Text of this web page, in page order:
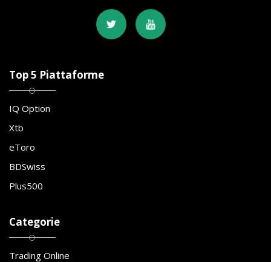
Top 5 Piattaforme
IQ Option
Xtb
eToro
BDSwiss
Plus500
Categorie
Trading Online